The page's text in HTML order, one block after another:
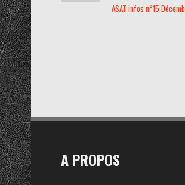
ASAT infos n°15
A PROPOS